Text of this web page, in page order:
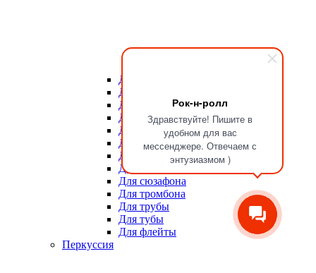
Рок-н-ролл
Здравствуйте! Пишите в
удобном для вас
мессенджере. Отвечаем с
энтузиазмом )
Для мундштуков
Для тростей
Для альта
Для баритона
Для валторны
Для гобоя
Для кларнета
Для саксофона
Для сюзафона
Для тромбона
Для трубы
Для тубы
Для флейты
Перкуссия